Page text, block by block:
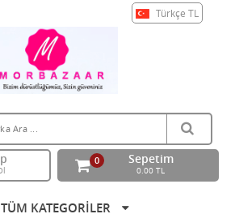
Türkçe TL
0 Sepetim
0.00 TL
TÜM KATEGORİLER